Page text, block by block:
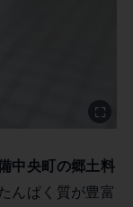
中央町の郷土料
んぱく質が豊富